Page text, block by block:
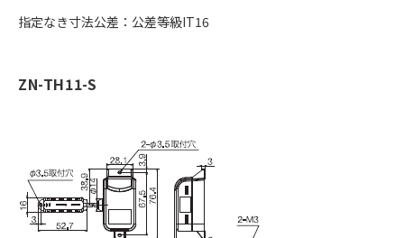
指定なき寸法公差：公差等級IT16
ZN-TH11-S